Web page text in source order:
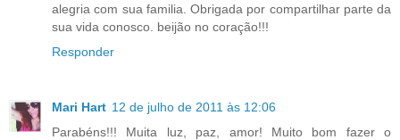
alegria com sua familia. Obrigada por compartilhar parte da
sua vida conosco. beijão no coração!!!
Responder
Mari Hart 12 de julho de 2011 às 12:06
Parabéns!!! Muita luz, paz, amor! Muito bom fazer o